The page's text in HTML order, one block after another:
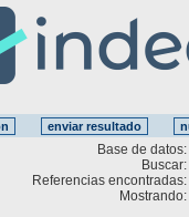
Base de datos:
Buscar:
Referencias encontradas:
Mostrando: